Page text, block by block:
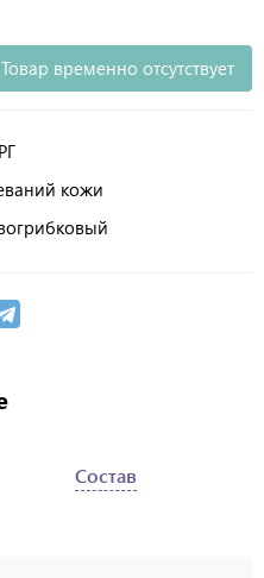
Товар временно отсутствует
кожи
Состав